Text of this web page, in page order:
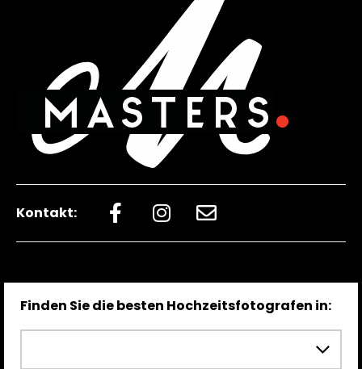
Kontakt:
Finden Sie die besten Hochzeitsfotografen in: